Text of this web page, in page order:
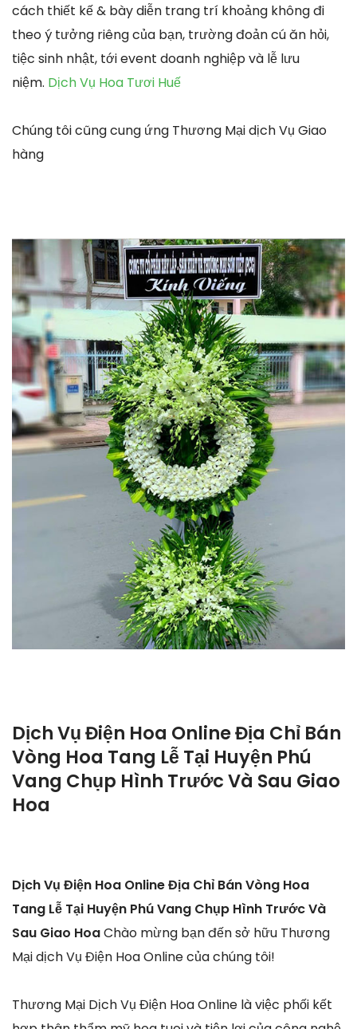
cách thiết kế & bày diễn trang trí khoảng không đi
theo ý tưởng riêng của bạn, trường đoản cú ăn hỏi,
tiệc sinh nhật, tới event doanh nghiệp và lễ lưu
niệm. Dịch Vụ Hoa Tươi Huế
Chúng tôi cũng cung ứng Thương Mại dịch Vụ Giao
hàng
Dịch Vụ Điện Hoa Online Địa Chỉ Bán
Vòng Hoa Tang Lễ Tại Huyện Phú
Vang Chụp Hình Trước Và Sau Giao
Hoa
Dịch Vụ Điện Hoa Online Địa Chỉ Bán Vòng Hoa
Tang Lễ Tại Huyện Phú Vang Chụp Hình Trước Và
Sau Giao HoaChào mừng bạn đến sở hữu Thương
Mại dịch Vụ Điện Hoa Online của chúng tôi!
Thương Mại Dịch Vụ Điện Hoa Online là việc phối kết